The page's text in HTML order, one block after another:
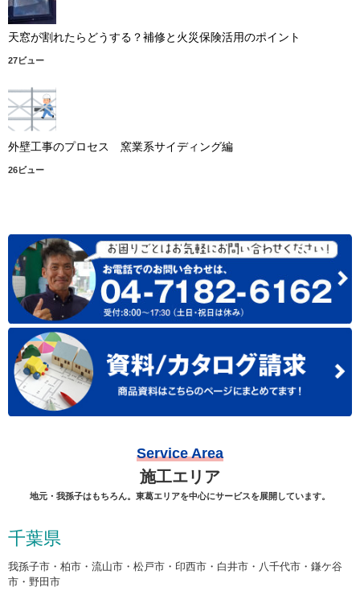
天窓が割れたらどうする？補修と火災保険活用のポイント
27ビュー
外壁工事のプロセス 窯業系サイディング編
26ビュー
Service Area
施工エリア
地元・我孫子はもちろん。東葛エリアを中心にサービスを展開しています。
千葉県
我孫子市・柏市・流山市・松戸市・印西市・白井市・八千代市・鎌ケ谷
市・野田市